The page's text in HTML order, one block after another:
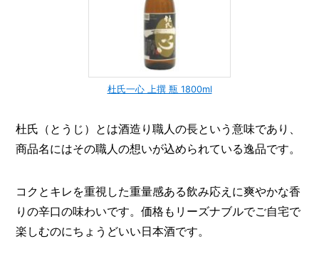
杜氏一心 上撰 瓶 1800ml
杜氏（とうじ）とは酒造り職人の長という意味であり、
商品名にはその職人の想いが込められている逸品です。
コクとキレを重視した重量感ある飲み応えに爽やかな香
りの辛口の味わいです。価格もリーズナブルでご自宅で
楽しむのにちょうどいい日本酒です。